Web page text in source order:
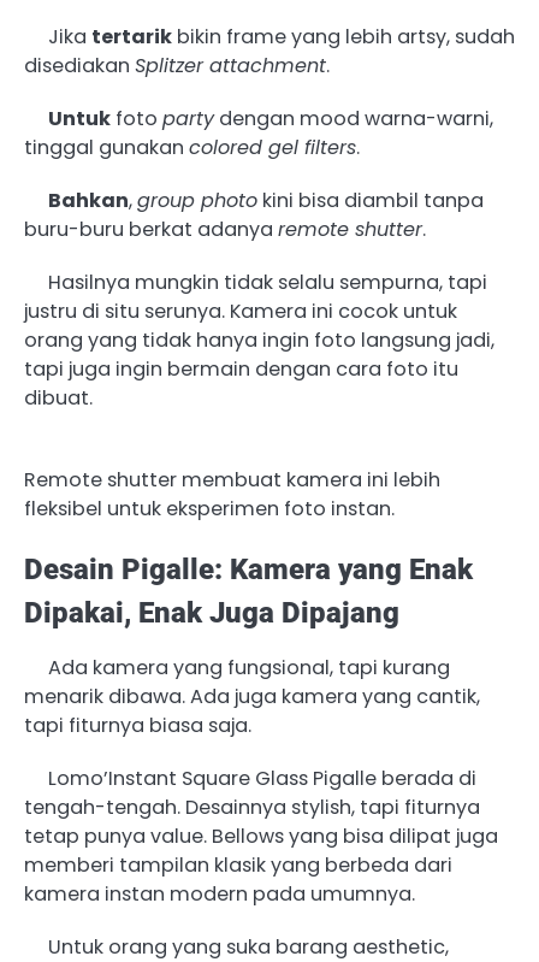
Jika tertarik bikin frame yang lebih artsy, sudah
disediakan Splitzer attachment.
Untuk foto partydengan mood warna-warni,
tinggal gunakan colored gel filters.
Bahkan,group photo kini bisa diambil tanpa
buru-buru berkat adanya remote shutter.
Hasilnya mungkin tidak selalu sempurna, tapi
justru di situ serunya. Kamera ini cocok untuk
orang yang tidak hanya ingin foto langsung jadi,
tapi juga ingin bermain dengan cara foto itu
dibuat.
Remote shutter membuat kamera ini lebih
fleksibel untuk eksperimen foto instan.
Desain Pigalle: Kamera yang Enak
Dipakai, Enak Juga Dipajang
Ada kamera yang fungsional, tapi kurang
menarik dibawa. Ada juga kamera yang cantik,
tapi fiturnya biasa saja.
Lomo’Instant Square Glass Pigalle berada di
tengah-tengah. Desainnya stylish, tapi fiturnya
tetap punya value. Bellows yang bisa dilipat juga
memberi tampilan klasik yang berbeda dari
kamera instan modern pada umumnya.
Untuk orang yang suka barang aesthetic,